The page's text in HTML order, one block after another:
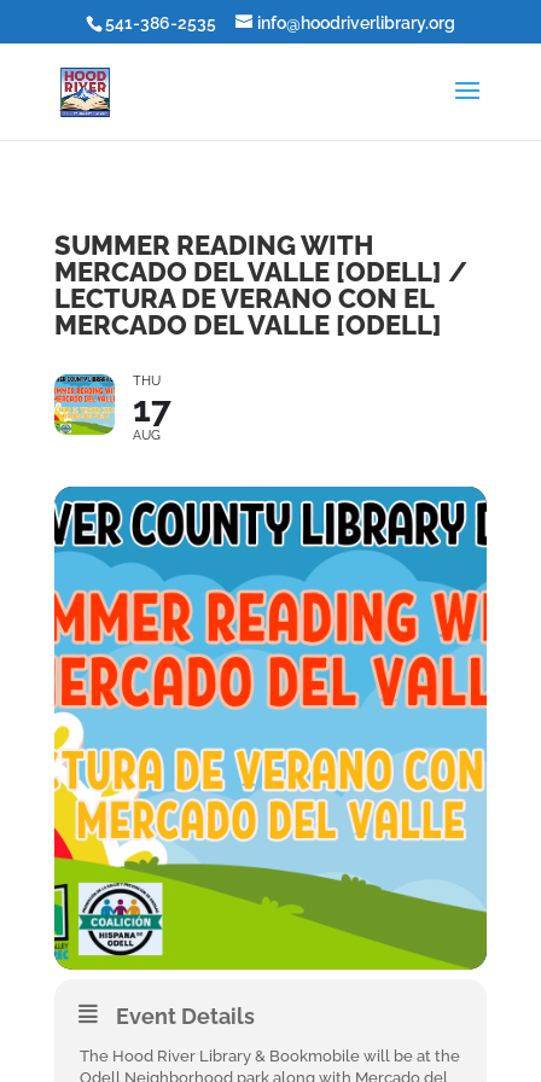
541-386-2535 info@hoodriverlibrary.org
SUMMER READING WITH
MERCADO DEL VALLE [ODELL] /
LECTURA DE VERANO CON EL
MERCADO DEL VALLE [ODELL]
THU
17
AUG
Event Details
The Hood River Library & Bookmobile will be at the
Odell Neighborhood park along with Mercado del